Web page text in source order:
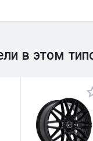
рейтинг 0
в этом